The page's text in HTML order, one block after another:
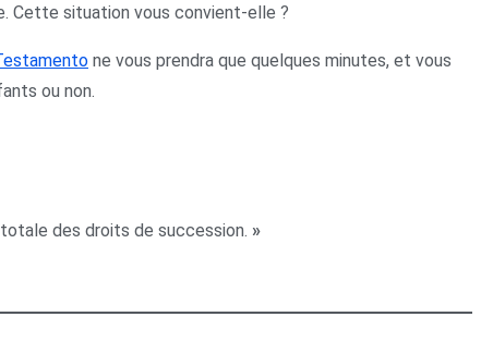
Cette situation vous convient-elle ?
ne vous prendra que quelques minutes, et vous
ou non.
des droits de succession. »